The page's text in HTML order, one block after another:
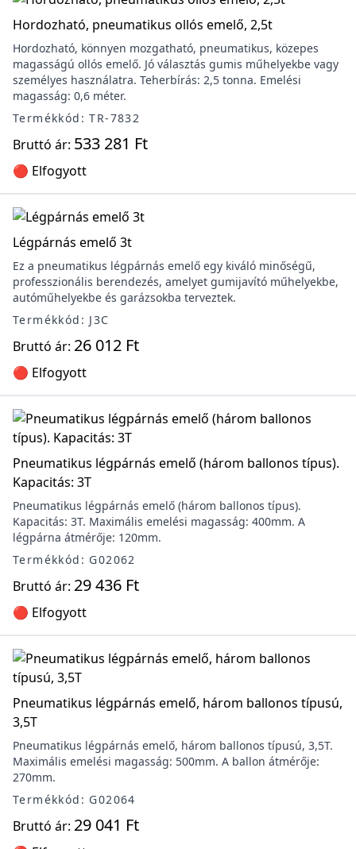
Hordozható, pneumatikus ollós emelő, 2,5t
Hordozható, könnyen mozgatható, pneumatikus, közepes
magasságú ollós emelő. Jó választás gumis műhelyekbe vagy
személyes használatra. Teherbírás: 2,5 tonna. Emelési
magasság: 0,6 méter.
Termékkód: TR-7832
Bruttó ár: 533 281 Ft
🔴 Elfogyott
Légpárnás emelő 3t
Ez a pneumatikus légpárnás emelő egy kiváló minőségű,
professzionális berendezés, amelyet gumijavító műhelyekbe,
autóműhelyekbe és garázsokba terveztek.
Termékkód: J3C
Bruttó ár: 26 012 Ft
🔴 Elfogyott
Pneumatikus légpárnás emelő (három ballonos típus).
Kapacitás: 3T
Pneumatikus légpárnás emelő (három ballonos típus).
Kapacitás: 3T. Maximális emelési magasság: 400mm. A
légpárna átmérője: 120mm.
Termékkód: G02062
Bruttó ár: 29 436 Ft
🔴 Elfogyott
Pneumatikus légpárnás emelő, három ballonos típusú,
3,5T
Pneumatikus légpárnás emelő, három ballonos típusú, 3,5T.
Maximális emelési magasság: 500mm. A ballon átmérője:
270mm.
Termékkód: G02064
Bruttó ár: 29 041 Ft